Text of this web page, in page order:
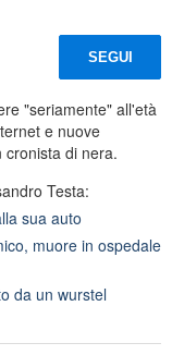
SEGUI
"seriamente" all'età
e nuove
di nera.
Testa:
sua auto
muore in ospedale
da un wurstel